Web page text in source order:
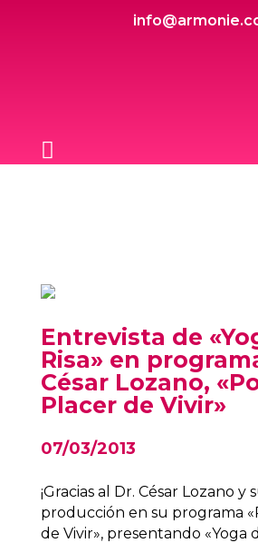

Entrevista de
Risa» en
César Lozano,
Placer de Vivir»
07/03/2013
¡Gracias al Dr. César Lozano y
producción en su programa
de Vivir», presentando «Yoga